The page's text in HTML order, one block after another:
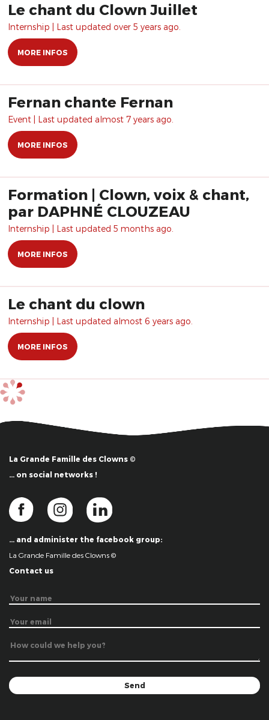
Le chant du Clown Juillet
Internship | Last updated over 5 years ago.
MORE INFOS
Fernan chante Fernan
Event | Last updated almost 7 years ago.
MORE INFOS
Formation | Clown, voix & chant,
par DAPHNÉ CLOUZEAU
Internship | Last updated 5 months ago.
MORE INFOS
Le chant du clown
Internship | Last updated almost 6 years ago.
MORE INFOS
La Grande Famille des Clowns ©
… on social networks !
… and administer the facebook group:
La Grande Famille des Clowns ©
Contact us